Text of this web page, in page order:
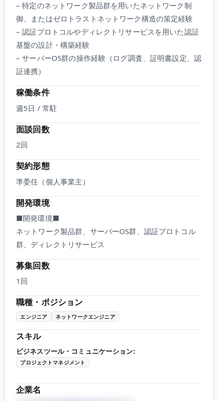
– 特定のネットワーク製品群を用いたネットワーク制
御、またはゼロトラストネットワーク構造の策定経験
– 認証プロトコルやディレクトリサービスを用いた認証
基盤の設計・構築経験
– サーバーOS群の操作経験（ログ調査、証明書設定、認
証連携）
稼働条件
週5日 / 常駐
面談回数
2回
契約形態
準委任（個人事業主）
開発環境
■開発環境■
ネットワーク製品群、サーバーOS群、認証プロトコル
群、ディレクトリサービス
募集回数
1回
職種・ポジション
エンジニア ネットワークエンジニア
スキル
ビジネスツール・コミュニケーション:
プロジェクトマネジメント
企業名